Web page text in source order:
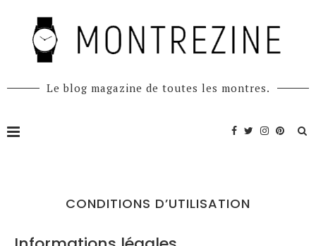
Le blog magazine de toutes les montres.
CONDITIONS D’UTILISATION